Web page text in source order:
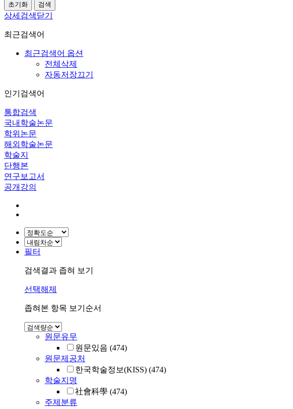
상세검색닫기
최근검색어
최근검색어 옵션
전체삭제
자동저장끄기
인기검색어
통합검색
국내학술논문
학위논문
해외학술논문
학술지
단행본
연구보고서
공개강의
필터
검색결과 좁혀 보기
선택해제
좁혀본 항목 보기순서
원문유무
원문있음 (474)
원문제공처
한국학술정보(KISS) (474)
학술지명
社會科學 (474)
주제분류